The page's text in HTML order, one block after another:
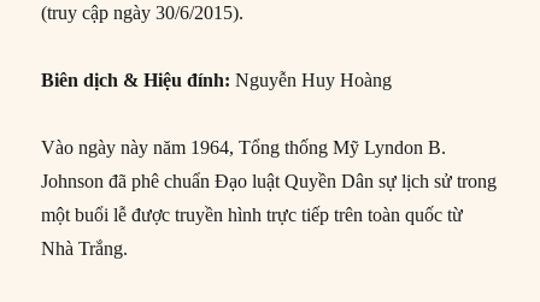
(truy cập ngày 30/6/2015).
Biên dịch & Hiệu đính: Nguyễn Huy Hoàng
Vào ngày này năm 1964, Tổng thống Mỹ Lyndon B.
Johnson đã phê chuẩn Đạo luật Quyền Dân sự lịch sử trong
một buổi lễ được truyền hình trực tiếp trên toàn quốc từ
Nhà Trắng.